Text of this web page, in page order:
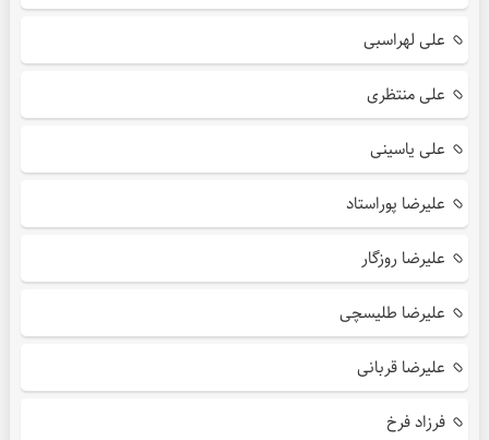
علی لهراسبی
علی منتظری
علی یاسینی
علیرضا پوراستاد
علیرضا روزگار
علیرضا طلیسچی
علیرضا قربانی
فرزاد فرخ